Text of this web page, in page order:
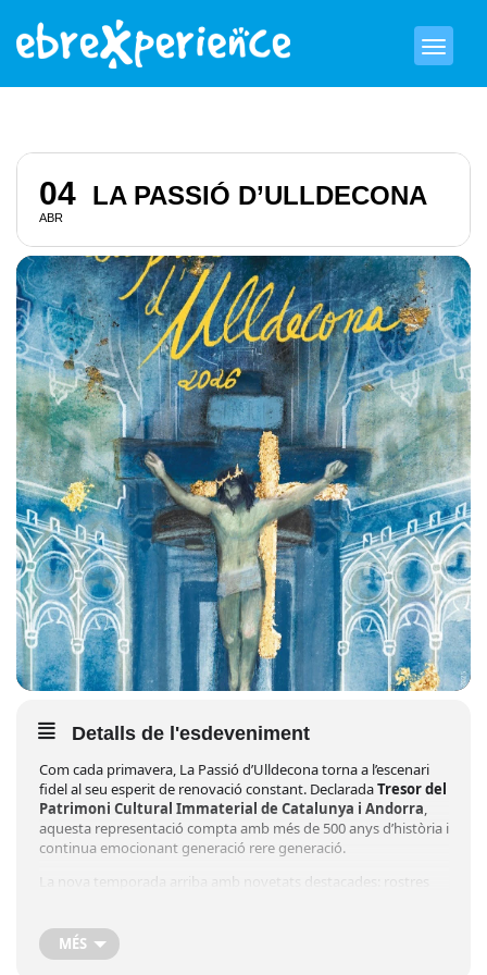
04
ABR
LA PASSIÓ D’ULLDECONA
Detalls de l'esdeveniment
Com cada primavera, La Passió d’Ulldecona torna a l’escenari
fidel al seu esperit de renovació constant. DeclaradaTresor del
Patrimoni Cultural Immaterial de Catalunya i Andorra,
aquesta representació compta amb més de 500 anys d’història i
continua emocionant generació rere generació.
La nova temporada arriba amb novetats destacades: rostres
escenografies transforma part de l’espai escènic per oferir una
experiència encara més immersiva.
MÉS